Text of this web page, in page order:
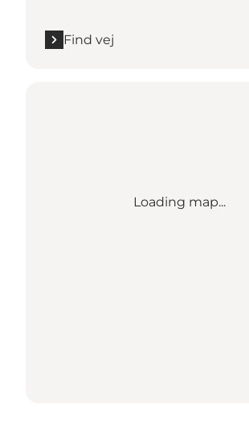
Find vej
Loading map...